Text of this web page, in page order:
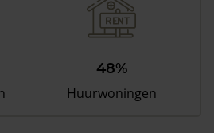
48%
Huurwoningen